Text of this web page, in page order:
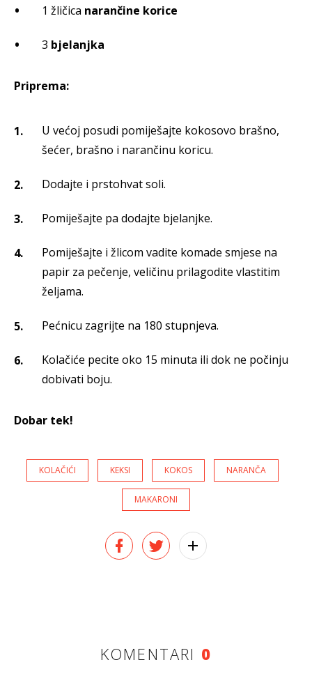
1 žličica narančine korice
3 bjelanjka
Priprema:
U većoj posudi pomiješajte kokosovo brašno,
šećer, brašno i narančinu koricu.
Dodajte i prstohvat soli.
Pomiješajte pa dodajte bjelanjke.
Pomiješajte i žlicom vadite komade smjese na
papir za pečenje, veličinu prilagodite vlastitim
željama.
Pećnicu zagrijte na 180 stupnjeva.
Kolačiće pecite oko 15 minuta ili dok ne počinju
dobivati boju.
Dobar tek!
KOLAČIĆI KEKSI KOKOS NARANČA
MAKARONI
KOMENTARI 0